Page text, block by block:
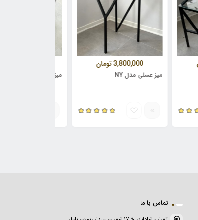
3,800,000تومان
میز عسلی مدل NY
تماس با ما